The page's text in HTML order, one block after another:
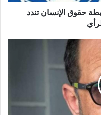
حقوق الإنسان تندد